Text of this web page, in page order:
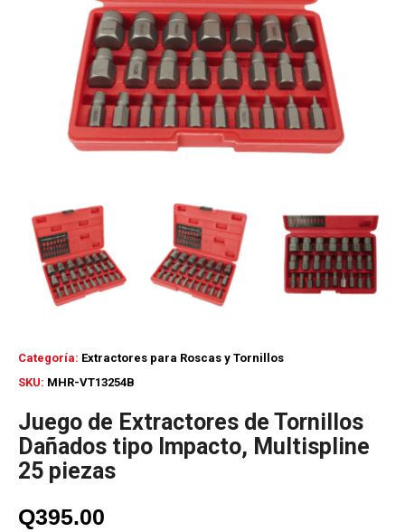
SKU: MHR-VT13254B
Categoría: Extractores para Roscas y Tornillos
Juego de Extractores de Tornillos
Dañados tipo Impacto, Multispline
25 piezas
Q395.00